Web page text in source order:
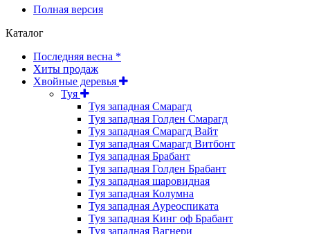
Полная версия
Каталог
Последняя весна *
Хиты продаж
Хвойные деревья
Туя
Туя западная Смарагд
Туя западная Голден Смарагд
Туя западная Смарагд Вайт
Туя западная Смарагд Витбонт
Туя западная Брабант
Туя западная Голден Брабант
Туя западная шаровидная
Туя западная Колумна
Туя западная Ауреоспиката
Туя западная Кинг оф Брабант
Туя западная Вагнери